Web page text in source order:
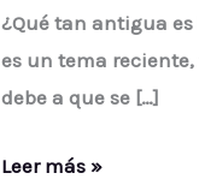
¿Qué tan antigua es
es un tema reciente,
debe a que se […]
Leer más »